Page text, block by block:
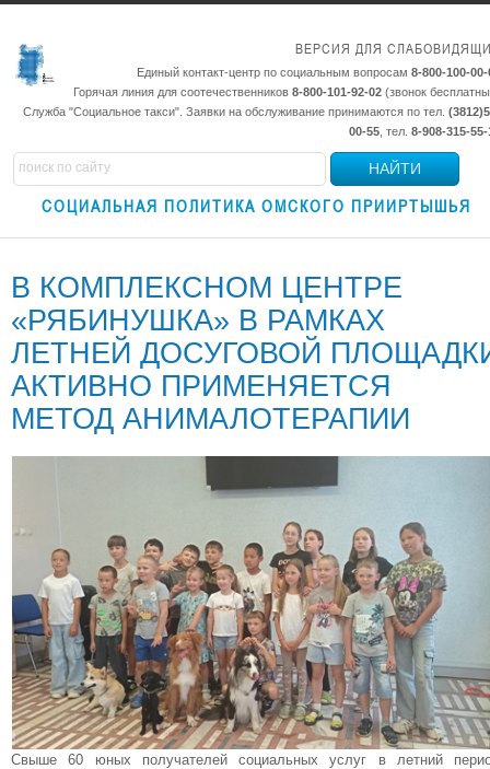
ВЕРСИЯ ДЛЯ
Единый контакт-центр по социальным вопросам 8-800-100-00-
Горячая линия для соотечественников 8-800-101-92-02 (звонок
Служба "Социальное такси". Заявки на обслуживание принимаются по тел.
00-55 , тел. 8-908-315-55-
НАЙТИ
СОЦИАЛЬНАЯ ПОЛИТИКА ОМСКОГО ПРИИРТЫШЬЯ
В КОМПЛЕКСНОМ ЦЕНТРЕ
«РЯБИНУШКА» В РАМКАХ
ЛЕТНЕЙ ДОСУГОВОЙ
АКТИВНО ПРИМЕНЯЕТСЯ
МЕТОД АНИМАЛОТЕРАПИИ
Свыше 60 юных получателей социальных услуг в летний